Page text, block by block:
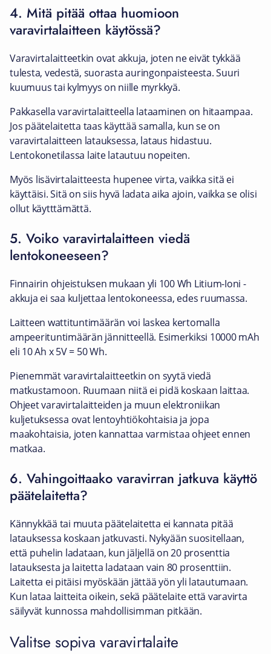
4. Mitä pitää ottaa huomioon
varavirtalaitteen käytössä?
Varavirtalaitteetkin ovat akkuja, joten ne eivät tykkää
tulesta, vedestä, suorasta auringonpaisteesta. Suuri
kuumuus tai kylmyys on niille myrkkyä.
Pakkasella varavirtalaitteella lataaminen on hitaampaa.
Jos päätelaitetta taas käyttää samalla, kun se on
varavirtalaitteen latauksessa, lataus hidastuu.
Lentokonetilassa laite latautuu nopeiten.
Myös lisävirtalaitteesta hupenee virta, vaikka sitä ei
käyttäisi. Sitä on siis hyvä ladata aika ajoin, vaikka se olisi
ollut käytttämättä.
5. Voiko varavirtalaitteen viedä
lentokoneeseen?
Finnairin ohjeistuksen mukaan yli 100 Wh Litium-Ioni -
akkuja ei saa kuljettaa lentokoneessa, edes ruumassa.
Laitteen wattituntimäärän voi laskea kertomalla
ampeerituntimäärän jännitteellä. Esimerkiksi 10000 mAh
eli 10 Ah x 5V = 50 Wh.
Pienemmät varavirtalaitteetkin on syytä viedä
matkustamoon. Ruumaan niitä ei pidä koskaan laittaa.
Ohjeet varavirtalaitteiden ja muun elektroniikan
kuljetuksessa ovat lentoyhtiökohtaisia ja jopa
maakohtaisia, joten kannattaa varmistaa ohjeet ennen
matkaa.
6. Vahingoittaako varavirran jatkuva käyttö
päätelaitetta?
Kännykkää tai muuta päätelaitetta ei kannata pitää
latauksessa koskaan jatkuvasti. Nykyään suositellaan,
että puhelin ladataan, kun jäljellä on 20 prosenttia
latauksesta ja laitetta ladataan vain 80 prosenttiin.
Laitetta ei pitäisi myöskään jättää yön yli latautumaan.
Kun lataa laitteita oikein, sekä päätelaite että varavirta
säilyvät kunnossa mahdollisimman pitkään.
Valitse sopiva varavirtalaite